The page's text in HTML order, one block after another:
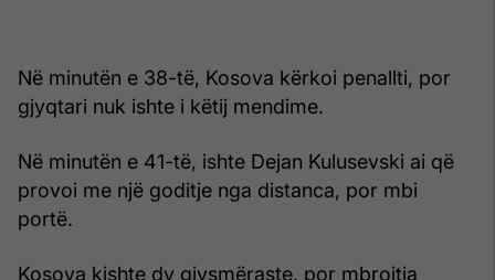
Në minutën e 38-të, Kosova kërkoi penallti, por
gjyqtari nuk ishte i këtij mendime.
Në minutën e 41-të, ishte Dejan Kulusevski ai që
provoi me një goditje nga distanca, por mbi
portë.
Kosova kishte dy gjysmëraste, por mbrojtja